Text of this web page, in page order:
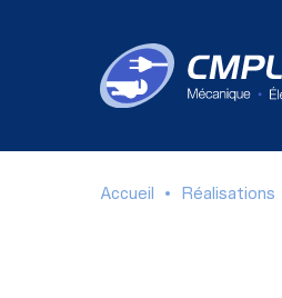
Accueil Réalisations